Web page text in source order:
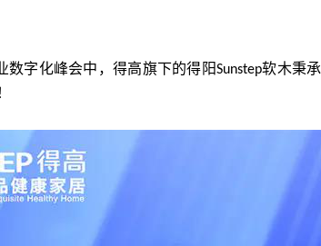
数字化峰会中，得高旗下的得阳Sunstep软木秉承
！